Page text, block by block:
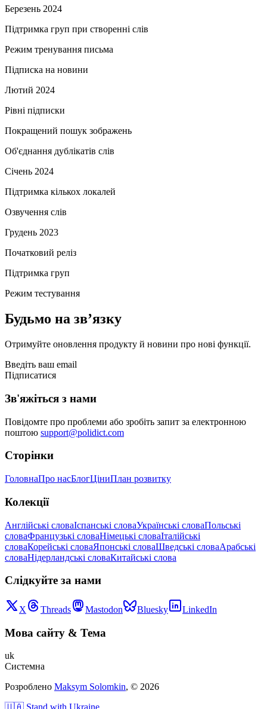
Березень 2024
Підтримка груп при створенні слів
Режим тренування письма
Підписка на новини
Лютий 2024
Рівні підписки
Покращений пошук зображень
Об'єднання дублікатів слів
Січень 2024
Підтримка кількох локалей
Озвучення слів
Грудень 2023
Початковий реліз
Підтримка груп
Режим тестування
Будьмо на звʼязку
Отримуйте оновлення продукту й новини про нові функції.
Введіть ваш email
Підписатися
Зв'яжіться з нами
Повідомте про проблеми або зробіть запит за електронною
поштою support@polidict.com
Сторінки
ГоловнаПро насБлогЦіниПлан розвитку
Колекції
Англійські словаІспанські словаУкраїнські словаПольські
словаФранцузькі словаНімецькі словаІталійські
словаКорейські словаЯпонські словаШведські словаАрабські
словаНідерландські словаКитайські слова
Слідкуйте за нами
X Threads Mastodon Bluesky LinkedIn
Мова сайту & Тема
uk
Системна
Розроблено Maksym Solomkin, © 2026